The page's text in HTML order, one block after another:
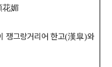
花媚
쟁그랑거리어 한고(漢皐)와